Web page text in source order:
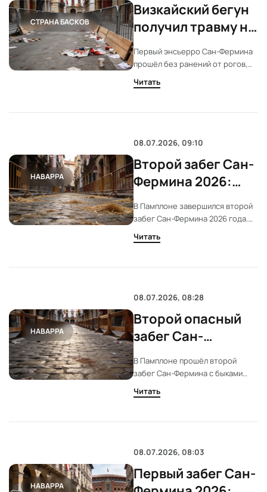
СТРАНА БАСКОВ
Визкайский бегун
получил травму на
первом энсьерро
Сан-Фермина
Первый энсьерро Сан-Фермина
прошёл без ранений от рогов,
но не обошёлся без травм.
Визкайский бегун получил
восстановления.
Читать
НАВАРРА
08.07.2026, 09:10
Второй забег Сан-
Фермина 2026:
манада Cebada
Gago без
инцидентов
В Памплоне завершился второй
забег Сан-Фермина 2026 года.
Быки Cebada Gago преодолели
маршрут быстро и слаженно.
Читать
НАВАРРА
08.07.2026, 08:28
Второй опасный
забег Сан-
Фермина: Cebada
Gago вновь в
центре внимания
В Памплоне прошёл второй
забег Сан-Фермина с быками
Cebada Gago. Манаду отличала
высокая скорость и
Читать
НАВАРРА
08.07.2026, 08:03
Первый забег Сан-